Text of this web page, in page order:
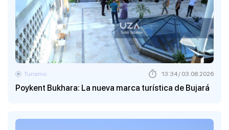
Poykent Bukhara: La nueva marca turística de Bujará
Turismo 13:34 / 03.08.2026